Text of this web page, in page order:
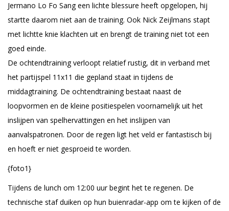
Jermano Lo Fo Sang een lichte blessure heeft opgelopen, hij
startte daarom niet aan de training. Ook Nick Zeijlmans stapt
met lichtte knie klachten uit en brengt de training niet tot een
goed einde.
De ochtendtraining verloopt relatief rustig, dit in verband met
het partijspel 11x11 die gepland staat in tijdens de
middagtraining. De ochtendtraining bestaat naast de
loopvormen en de kleine positiespelen voornamelijk uit het
inslijpen van spelhervattingen en het inslijpen van
aanvalspatronen. Door de regen ligt het veld er fantastisch bij
en hoeft er niet gesproeid te worden.
{foto1}
Tijdens de lunch om 12:00 uur begint het te regenen. De
technische staf duiken op hun buienradar-app om te kijken of de